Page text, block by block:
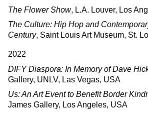
The Flower Show, L.A. Louver, Los
The Culture: Hip Hop and
Century, Saint Louis Art Museum, St.
2022
DIFY Diaspora: In Memory of Dave
Gallery, UNLV, Las Vegas, USA
Us: An Art Event to Benefit Border
James Gallery, Los Angeles, USA